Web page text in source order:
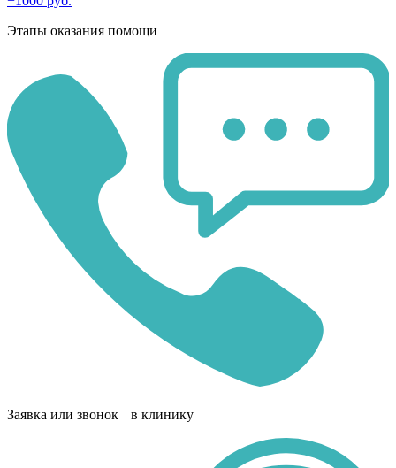
Этапы оказания помощи
Заявка или звонок в клинику